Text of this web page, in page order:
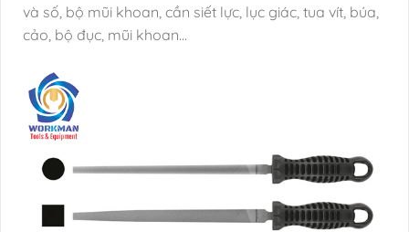
và số, bộ mũi khoan, cần siết lực, lục giác, tua vít, búa,
cảo, bộ đục, mũi khoan…